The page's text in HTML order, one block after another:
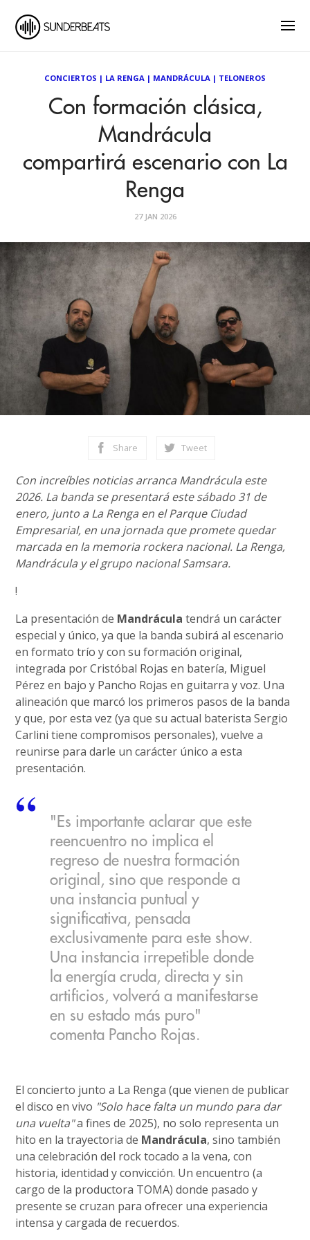
CONCIERTOS | LA RENGA | MANDRÁCULA | TELONEROS
Con formación clásica,
Mandrácula
compartirá escenario con La
Renga
27 JAN 2026
Share Tweet
Con increíbles noticias arranca Mandrácula este
2026. La banda se presentará este sábado 31 de
enero, junto a La Renga en el Parque Ciudad
Empresarial, en una jornada que promete quedar
marcada en la memoria rockera nacional. La Renga,
Mandrácula y el grupo nacional Samsara.
!
La presentación de Mandrácula tendrá un carácter
especial y único, ya que la banda subirá al escenario
en formato trío y con su formación original,
integrada por Cristóbal Rojas en batería, Miguel
Pérez en bajo y Pancho Rojas en guitarra y voz. Una
alineación que marcó los primeros pasos de la banda
y que, por esta vez (ya que su actual baterista Sergio
Carlini tiene compromisos personales), vuelve a
reunirse para darle un carácter único a esta
presentación.
"Es importante aclarar que este
reencuentro no implica el
regreso de nuestra formación
original, sino que responde a
una instancia puntual y
significativa, pensada
exclusivamente para este show.
Una instancia irrepetible donde
la energía cruda, directa y sin
artificios, volverá a manifestarse
en su estado más puro"
comenta Pancho Rojas.
El concierto junto a La Renga (que vienen de publicar
el disco en vivo "Solo hace falta un mundo para dar
una vuelta"a fines de 2025), no solo representa un
hito en la trayectoria de Mandrácula, sino también
una celebración del rock tocado a la vena, con
historia, identidad y convicción. Un encuentro (a
cargo de la productora TOMA) donde pasado y
presente se cruzan para ofrecer una experiencia
intensa y cargada de recuerdos.